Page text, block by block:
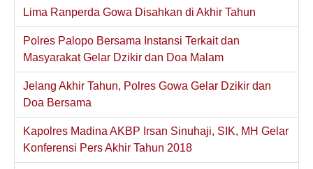
Lima Ranperda Gowa Disahkan di Akhir Tahun
Polres Palopo Bersama Instansi Terkait dan
Masyarakat Gelar Dzikir dan Doa Malam
Jelang Akhir Tahun, Polres Gowa Gelar Dzikir dan
Doa Bersama
Kapolres Madina AKBP Irsan Sinuhaji, SIK, MH Gelar
Konferensi Pers Akhir Tahun 2018